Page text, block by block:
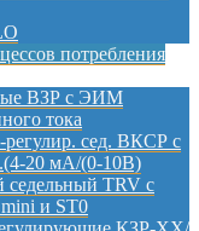
потребления
ВЗР с ЭИМ
тока
регулир. сед. ВКСР с
20 мА/(0-10В)
TRV с
и ST0